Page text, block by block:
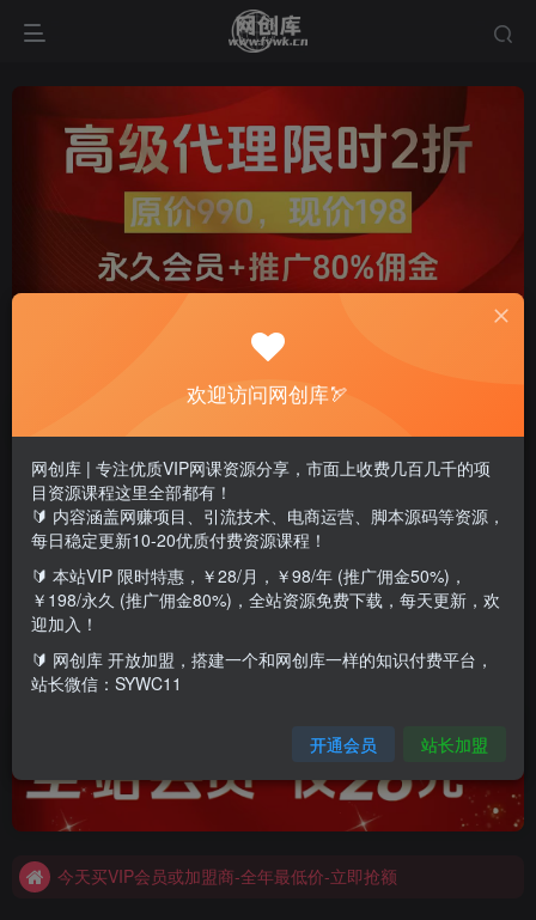
免费项目 会员项目 赚钱必看
今天买VIP会员或加盟商-全年最低价-立即抢额
网创库-限时优惠 别错过!
今天买VIP会员或加盟商-全年最低价-立即抢额
欢迎访问网创库🏹
网创库 | 专注优质VIP网课资源分享，市面上收费几百几千的项
目资源课程这里全部都有！
🔰 内容涵盖网赚项目、引流技术、电商运营、脚本源码等资源，
每日稳定更新10-20优质付费资源课程！
🔰 本站VIP 限时特惠，￥28/月，￥98/年 (推广佣金50%)，
￥198/永久 (推广佣金80%)，全站资源免费下载，每天更新，欢
迎加入！
🔰 网创库 开放加盟，搭建一个和网创库一样的知识付费平台，
站长微信：SYWC11
开通会员 站长加盟